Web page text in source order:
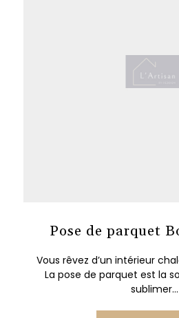
Pose de parquet
Vous rêvez d’un intérieur
La pose de parquet est la
sublimer...